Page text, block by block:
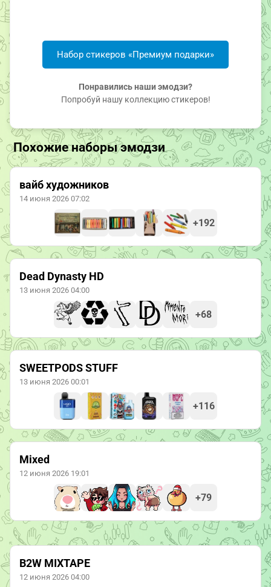
Набор стикеров «Премиум подарки»
Понравились наши эмодзи?
Попробуй нашу коллекцию стикеров!
Похожие наборы эмодзи
вайб художников
14 июня 2026 07:02
+192
Dead Dynasty HD
13 июня 2026 04:00
+68
SWEETPODS STUFF
13 июня 2026 00:01
+116
Mixed
12 июня 2026 19:01
+79
B2W MIXTAPE
12 июня 2026 04:00